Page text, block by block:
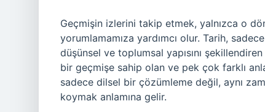
Geçmişin izlerini takip etmek, yalnızca o
yorumlamamıza yardımcı olur. Tarih,
düşünsel ve toplumsal yapısını
bir geçmişe sahip olan ve pek çok farklı
sadece dilsel bir çözümleme değil, aynı
koymak anlamına gelir.